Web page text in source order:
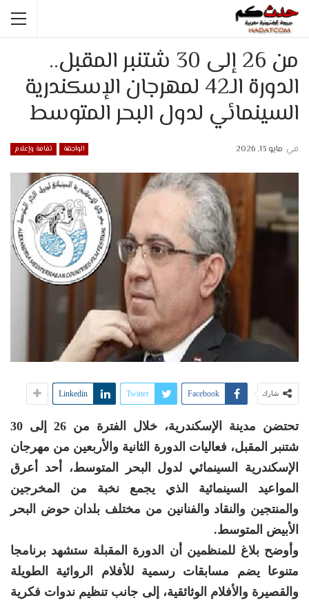
من 26 إلى 30 شتنبر المقبل..
الدورة الـ42 لمهرجان الإسكندرية
السينمائي لدول البحر المتوسط
الواجهة ثقافة وإعلام في مايو 13, 2026
شارك Facebook
Twitter
Linkedin
تحتضن مدينة الإسكندرية، خلال الفترة من 26 إلى 30
شتنبر المقبل، فعاليات الدورة الثانية والأربعين من مهرجان
الإسكندرية السينمائي لدول البحر المتوسط، أحد أعرق
المواعيد السينمائية الذي يجمع نخبة من المخرجين
والمنتجين والنقاد والفنانين من مختلف بلدان حوض البحر
الأبيض المتوسط.
وأوضح بلاغ للمنظمين أن الدورة المقبلة ستشهد برنامجا
متنوعا يضم مسابقات رسمية للأفلام الروائية الطويلة
والقصيرة والأفلام الوثائقية، إلى جانب تنظيم ندوات فكرية